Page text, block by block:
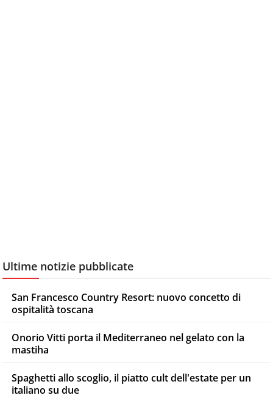
Ultime notizie pubblicate
San Francesco Country Resort: nuovo concetto di
ospitalità toscana
Onorio Vitti porta il Mediterraneo nel gelato con la
mastiha
Spaghetti allo scoglio, il piatto cult dell'estate per un
italiano su due